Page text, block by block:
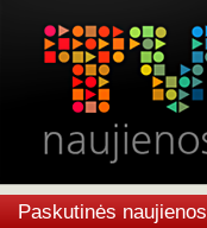
Paskutinės naujienos